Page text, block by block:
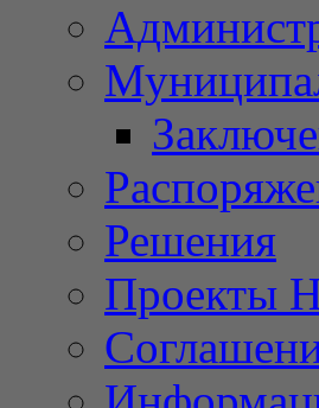
Решения
Проекты